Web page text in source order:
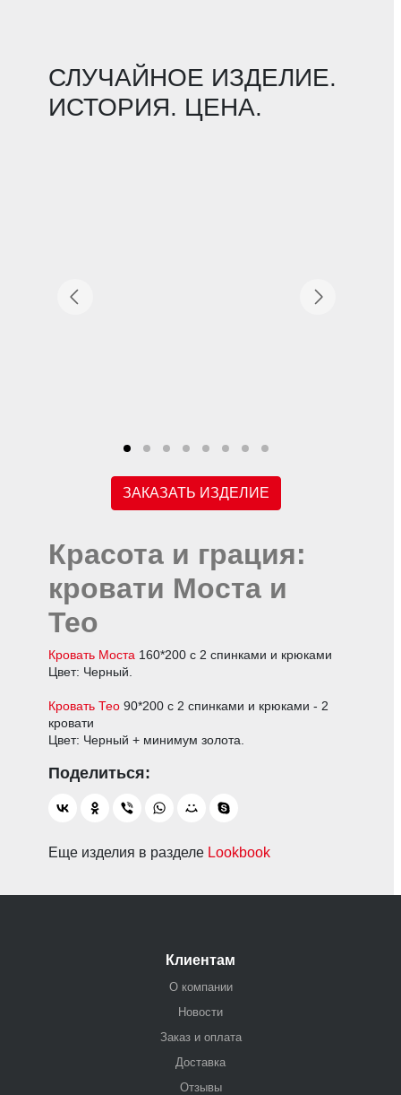
СЛУЧАЙНОЕ ИЗДЕЛИЕ.
ИСТОРИЯ. ЦЕНА.
ЗАКАЗАТЬ ИЗДЕЛИЕ
Красота и грация:
кровати Моста и
Тео
Кровать Моста 160*200 с 2 спинками и крюками
Цвет: Черный.
Кровать Тео90*200 с 2 спинками и крюками - 2
кровати
Цвет: Черный + минимум золота.
Еще изделия в разделе Lookbook
Клиентам
О компании
Новости
Заказ и оплата
Доставка
Отзывы